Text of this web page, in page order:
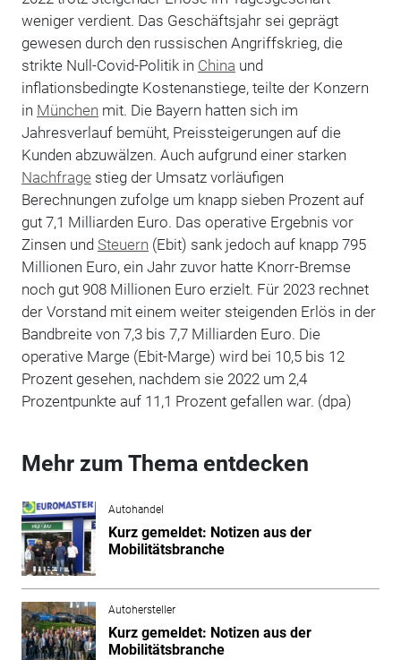
weniger verdient. Das Geschäftsjahr sei geprägt
gewesen durch den russischen Angriffskrieg, die
strikte Null-Covid-Politik in China und
inflationsbedingte Kostenanstiege, teilte der Konzern
in München mit. Die Bayern hatten sich im
Jahresverlauf bemüht, Preissteigerungen auf die
Kunden abzuwälzen. Auch aufgrund einer starken
Nachfrage stieg der Umsatz vorläufigen
Berechnungen zufolge um knapp sieben Prozent auf
gut 7,1 Milliarden Euro. Das operative Ergebnis vor
Zinsen und Steuern (Ebit) sank jedoch auf knapp 795
Millionen Euro, ein Jahr zuvor hatte Knorr-Bremse
noch gut 908 Millionen Euro erzielt. Für 2023 rechnet
der Vorstand mit einem weiter steigenden Erlös in der
Bandbreite von 7,3 bis 7,7 Milliarden Euro. Die
operative Marge (Ebit-Marge) wird bei 10,5 bis 12
Prozent gesehen, nachdem sie 2022 um 2,4
Prozentpunkte auf 11,1 Prozent gefallen war. (dpa)
Mehr zum Thema entdecken
Autohandel
Kurz gemeldet: Notizen aus der
Mobilitätsbranche
Autohersteller
Kurz gemeldet: Notizen aus der
Mobilitätsbranche